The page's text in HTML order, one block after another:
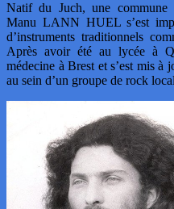
Natif du Juch, une commune
Manu LANN HUEL s’est
d’instruments traditionnels
Après avoir été au lycée à
médecine à Brest et s’est mis à
au sein d’un groupe de rock